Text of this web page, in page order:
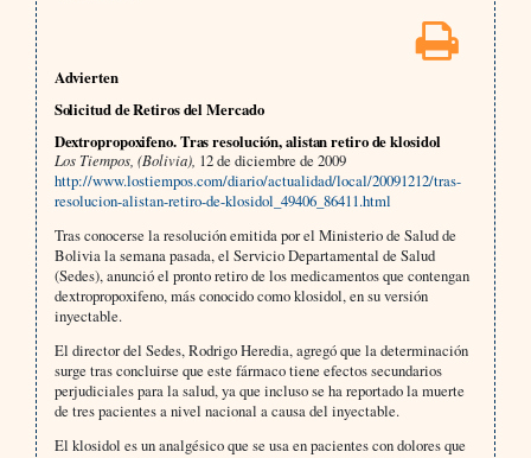
Advierten
Solicitud de Retiros del Mercado
Dextropropoxifeno. Tras resolución, alistan retiro de klosidol
Los Tiempos, (Bolivia), 12 de diciembre de 2009
http://www.lostiempos.com/diario/actualidad/local/20091212/tras-
resolucion-alistan-retiro-de-klosidol_49406_86411.html
Tras conocerse la resolución emitida por el Ministerio de Salud de
Bolivia la semana pasada, el Servicio Departamental de Salud
(Sedes), anunció el pronto retiro de los medicamentos que contengan
dextropropoxifeno, más conocido como klosidol, en su versión
inyectable.
El director del Sedes, Rodrigo Heredia, agregó que la determinación
surge tras concluirse que este fármaco tiene efectos secundarios
perjudiciales para la salud, ya que incluso se ha reportado la muerte
de tres pacientes a nivel nacional a causa del inyectable.
El klosidol es un analgésico que se usa en pacientes con dolores que